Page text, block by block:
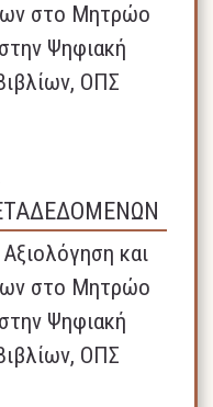
στο Μητρώο
Ψηφιακή
ΟΠΣ
και
στο Μητρώο
Ψηφιακή
ΟΠΣ